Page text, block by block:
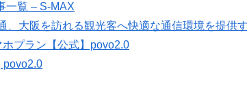
一覧 – S-MAX
、大阪を訪れる観光客へ快適な通信環境を提供
プラン【公式】povo2.0
povo2.0